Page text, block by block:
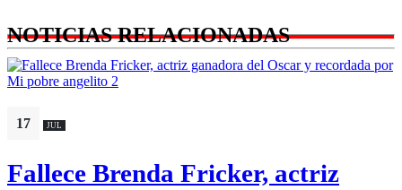
NOTICIAS RELACIONADAS
17 JUL
Fallece Brenda Fricker, actriz